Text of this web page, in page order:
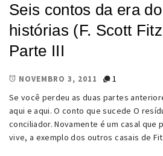
Seis contos da era
histórias (F. Scott
Parte III
NOVEMBRO 3, 2011
1
Se você perdeu as duas partes
aqui e aqui. O conto que sucede O
conciliador. Novamente é um casal que
vive, a exemplo dos outros casais de